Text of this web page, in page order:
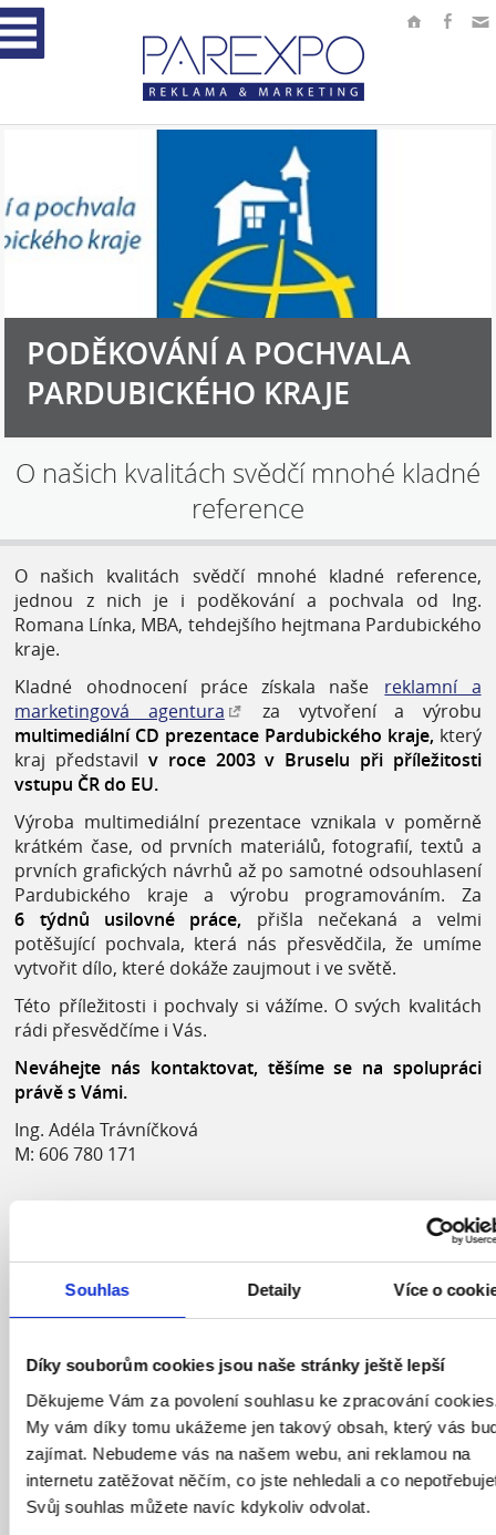
Souhlas Detaily Více o
Díky souborům cookies jsou naše stránky ještě lepší
Děkujeme Vám za povolení souhlasu ke zpracování
My vám díky tomu ukážeme jen takový obsah, který vás
zajímat. Nebudeme vás na našem webu, ani reklamou na
internetu zatěžovat něčím, co jste nehledali a co
Svůj souhlas můžete navíc kdykoliv odvolat.
PODĚKOVÁNÍ A POCHVALA
PARDUBICKÉHO KRAJE
O našich kvalitách svědčí mnohé kladné
reference
O našich kvalitách svědčí mnohé kladné reference,
jednou z nich je i poděkování a pochvala od Ing.
Romana Línka, MBA, tehdejšího hejtmana Pardubického
kraje.
Kladné ohodnocení práce získala naše
reklamní a
marketingová agentura
za vytvoření a výrobu
multimediální CD prezentace Pardubického kraje,který
kraj představil v roce 2003 v Bruselu při příležitosti
vstupu ČR do EU.
Výroba multimediální prezentace vznikala v poměrně
krátkém čase, od prvních materiálů, fotografií, textů a
prvních grafických návrhů až po samotné odsouhlasení
Pardubického kraje a výrobu programováním. Za
6 týdnů usilovné práce, přišla nečekaná a velmi
potěšující pochvala, která nás přesvědčila, že umíme
vytvořit dílo, které dokáže zaujmout i ve světě.
Této příležitosti i pochvaly si vážíme. O svých kvalitách
rádi přesvědčíme i Vás.
Neváhejte nás kontaktovat, těšíme se na spolupráci
právě s Vámi.
Ing. Adéla Trávníčková
M: 606 780 171
tímto bych chtěl Vám i Vašim spolupracovníkům
poděkovat za úsilí, které jste věnovali výrobě
multimediální prezentace Pardubického kraje.
Projekce tohoto dokumentu byla nosnou částí
programu představení Pardubického kraje v Bruselu
dne 21. listopadu 2003 a setkala se s velmi dobrým
ohlasem mezi přítomnými hosty.
S pozdravem a přáním pracovních a osobních úspěchů"
Roman Línek